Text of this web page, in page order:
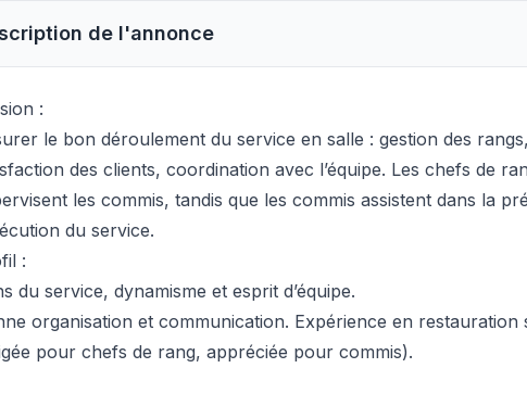
de l'annonce
:
le bon déroulement du service en salle : gestion des
des clients, coordination avec l’équipe. Les chefs de
les commis, tandis que les commis assistent dans la
du service.
:
du service, dynamisme et esprit d’équipe.
organisation et communication. Expérience en restauration
pour chefs de rang, appréciée pour commis).